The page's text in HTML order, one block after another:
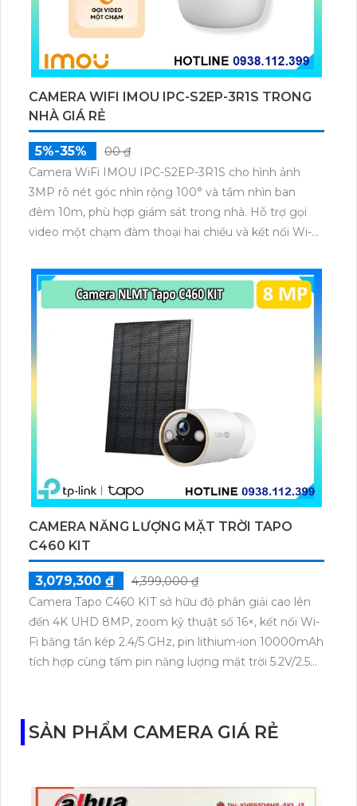
CAMERA WIFI IMOU IPC-S2EP-3R1S TRONG
NHÀ GIÁ RẺ
5%-35%
00 ₫
Camera WiFi IMOU IPC-S2EP-3R1S cho hình ảnh
3MP rõ nét góc nhìn rộng 100° và tầm nhìn ban
đêm 10m, phù hợp giám sát trong nhà. Hỗ trợ gọi
video một chạm đàm thoại hai chiều và kết nối Wi-Fi
microSD tối đa 256GB hoặc lưu đám mây dễ lắp đặt
cho gia đình và văn phòng nhỏ.
CAMERA NĂNG LƯỢNG MẶT TRỜI TAPO
C460 KIT
3,079,300 ₫
4,399,000 ₫
Camera Tapo C460 KIT sở hữu độ phân giải cao lên
đến 4K UHD 8MP, zoom kỹ thuật số 16×, kết nối Wi-
Fi băng tần kép 2.4/5 GHz, pin lithium-ion 10000mAh
tích hợp cùng tấm pin năng lượng mặt trời 5.2V/2.5W.
SẢN PHẨM CAMERA GIÁ RẺ